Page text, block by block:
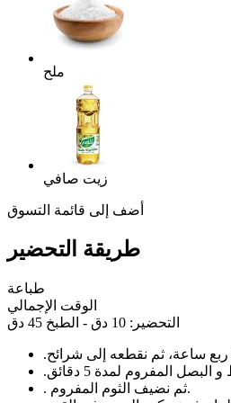
ملح
زيت صافي
أضف إلى قائمة التسوق
طريقة التحضير
طباعة
الوقت الإجمالي
التحضير: 10 دق - الطبخ 45 دق
.ساعة، ثم نقطعه إلى شرائح
.
المفروم لمدة 5 دقائق
.
ثم نضيف الثوم المفروم.